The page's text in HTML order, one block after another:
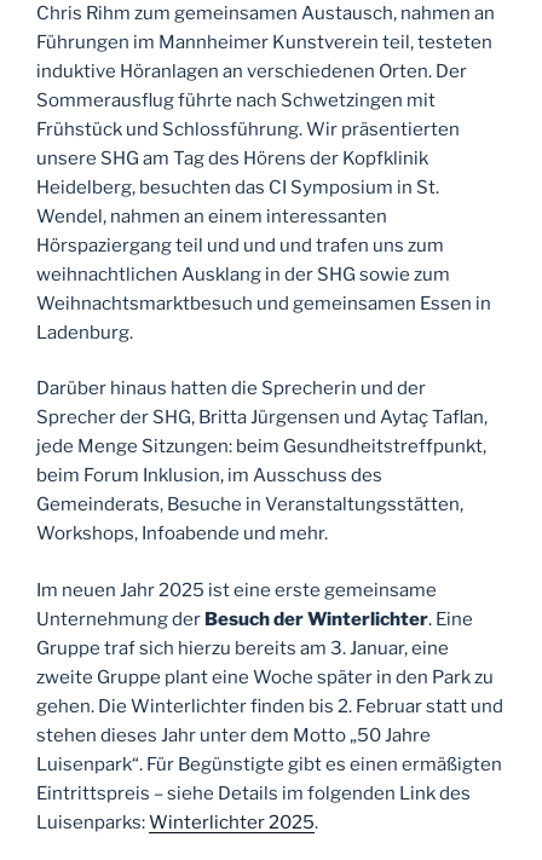
Chris Rihm zum gemeinsamen Austausch, nahmen an
Führungen im Mannheimer Kunstverein teil, testeten
induktive Höranlagen an verschiedenen Orten. Der
Sommerausflug führte nach Schwetzingen mit
Frühstück und Schlossführung. Wir präsentierten
unsere SHG am Tag des Hörens der Kopfklinik
Heidelberg, besuchten das CI Symposium in St.
Wendel, nahmen an einem interessanten
Hörspaziergang teil und und und trafen uns zum
weihnachtlichen Ausklang in der SHG sowie zum
Weihnachtsmarktbesuch und gemeinsamen Essen in
Ladenburg.
Darüber hinaus hatten die Sprecherin und der
Sprecher der SHG, Britta Jürgensen und Aytaç Taflan,
jede Menge Sitzungen: beim Gesundheitstreffpunkt,
beim Forum Inklusion, im Ausschuss des
Gemeinderats, Besuche in Veranstaltungsstätten,
Workshops, Infoabende und mehr.
Im neuen Jahr 2025 ist eine erste gemeinsame
Unternehmung der Besuch der Winterlichter. Eine
Gruppe traf sich hierzu bereits am 3. Januar, eine
zweite Gruppe plant eine Woche später in den Park zu
gehen. Die Winterlichter finden bis 2. Februar statt und
stehen dieses Jahr unter dem Motto „50 Jahre
Luisenpark“. Für Begünstigte gibt es einen ermäßigten
Eintrittspreis – siehe Details im folgenden Link des
Luisenparks:Winterlichter 2025.